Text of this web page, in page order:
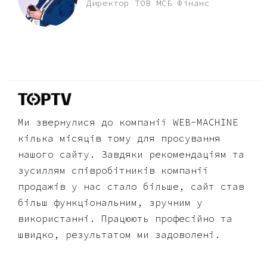
Директор ТОВ МСБ Фінанс
Ми звернулися до компанії WEB-MACHINE
кілька місяців тому для просування
нашого сайту. Завдяки рекомендаціям та
зусиллям співробітників компанії
продажів у нас стало більше, сайт став
більш функціональним, зручним у
використанні. Працюють професійно та
швидко, результатом ми задоволені.